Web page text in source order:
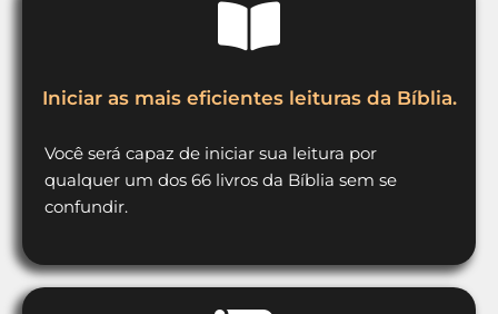
Iniciar as mais eficientes leituras da Bíblia.
Você será capaz de iniciar sua leitura por
qualquer um dos 66 livros da Bíblia sem se
confundir.